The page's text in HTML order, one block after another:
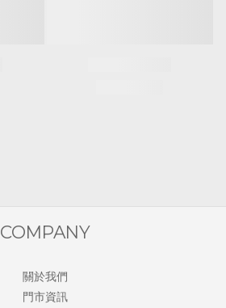
COMPANY
關於我們
門市資訊